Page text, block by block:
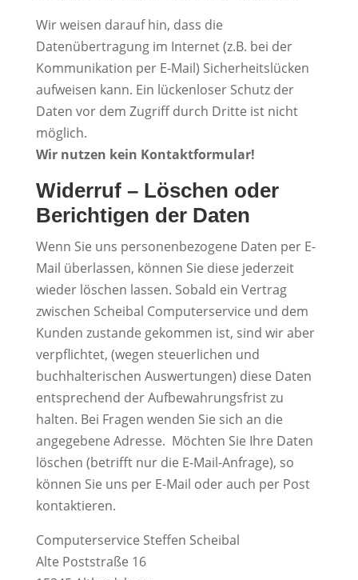
Wir weisen darauf hin, dass die
Datenübertragung im Internet (z.B. bei der
Kommunikation per E-Mail) Sicherheitslücken
aufweisen kann. Ein lückenloser Schutz der
Daten vor dem Zugriff durch Dritte ist nicht
möglich.
Wir nutzen kein Kontaktformular!
Widerruf – Löschen oder
Berichtigen der Daten
Wenn Sie uns personenbezogene Daten per E-
Mail überlassen, können Sie diese jederzeit
wieder löschen lassen. Sobald ein Vertrag
zwischen Scheibal Computerservice und dem
Kunden zustande gekommen ist, sind wir aber
verpflichtet, (wegen steuerlichen und
buchhalterischen Auswertungen) diese Daten
entsprechend der Aufbewahrungsfrist zu
halten. Bei Fragen wenden Sie sich an die
angegebene Adresse. Möchten Sie Ihre Daten
löschen (betrifft nur die E-Mail-Anfrage), so
können Sie uns per E-Mail oder auch per Post
kontaktieren.
Computerservice Steffen Scheibal
Alte Poststraße 16